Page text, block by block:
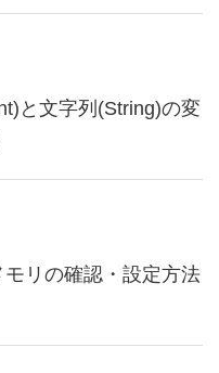
と文字列(String)の変
リの確認・設定方法